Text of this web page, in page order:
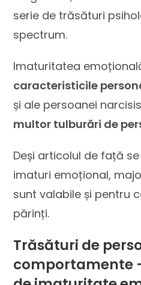
serie de trăsături
spectrum.
Imaturitatea
caracteristicile
și ale persoanei
multor tulburări de
Deși articolul de față
imaturi emoțional,
sunt valabile și pentru
părinți.
Trăsături de
comportamente